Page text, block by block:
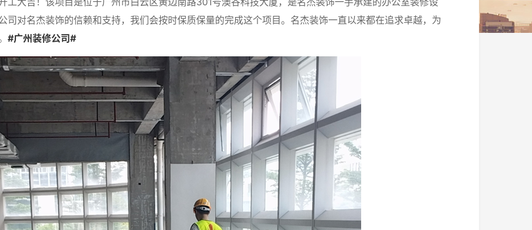
司对名杰装饰的信赖和支持，我们会按时保质保量的完成这个项目。名杰装饰一直以来都在追求卓越，为
#广州装修公司#